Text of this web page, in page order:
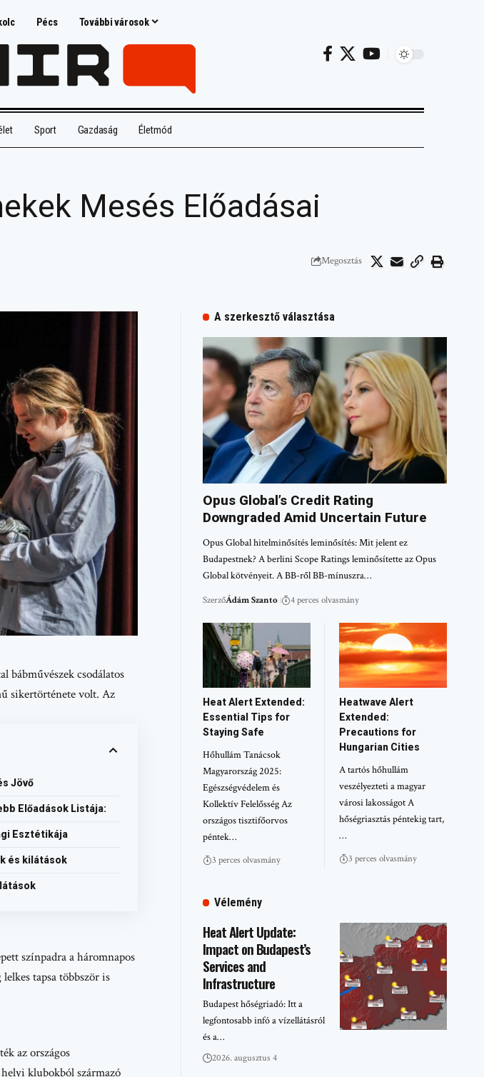
Pécs További városok
Sport Gazdaság Életmód
Mesés Előadásai
Megosztás
bábművészek csodálatos
sikertörténete volt. Az
Jövő
Előadások Listája:
Esztétikája
és kilátások
színpadra a háromnapos
tapsa többször is
az országos
klubokból származó
A szerkesztő választása
Opus Global’s Credit Rating
Downgraded Amid Uncertain Future
Opus Global hitelminősítés leminősítés: Mit jelent ez
Budapestnek? A berlini Scope Ratings leminősítette az Opus
Global kötvényeit. A BB-ről BB-mínuszra…
SzerzőÁdám Szanto 4 perces olvasmány
Heat Alert Extended:
Essential Tips for
Staying Safe
Hőhullám Tanácsok
Magyarország 2025:
Egészségvédelem és
Kollektív Felelősség Az
országos tisztifőorvos
péntek…
3 perces olvasmány
Heatwave Alert
Extended:
Precautions for
Hungarian Cities
A tartós hőhullám
veszélyezteti a magyar
városi lakosságot A
hőségriasztás péntekig tart,
…
3 perces olvasmány
Vélemény
Heat Alert Update:
Impact on Budapest’s
Services and
Infrastructure
Budapest hőségriadó: Itt a
legfontosabb infó a vízellátásról
és a…
2026. augusztus 4